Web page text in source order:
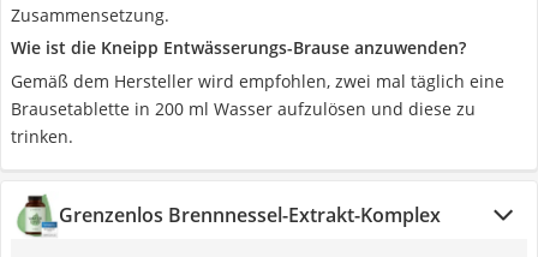
Zusammensetzung.
Wie ist die Kneipp Entwässerungs-Brause anzuwenden?
Gemäß dem Hersteller wird empfohlen, zwei mal täglich eine
Brausetablette in 200 ml Wasser aufzulösen und diese zu
trinken.
Grenzenlos Brennnessel-Extrakt-Komplex